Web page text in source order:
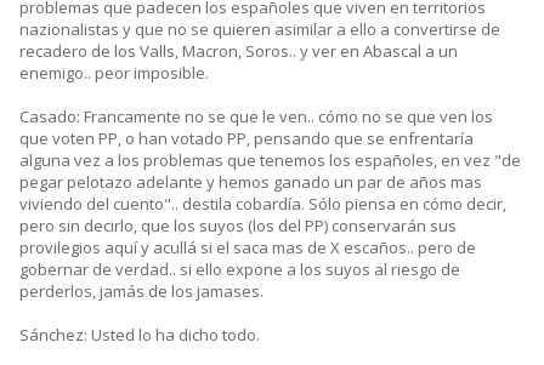
problemas que padecen los españoles que viven en territorios
nazionalistas y que no se quieren asimilar a ello a convertirse de
recadero de los Valls, Macron, Soros.. y ver en Abascal a un
enemigo.. peor imposible.
Casado: Francamente no se que le ven.. cómo no se que ven los
que voten PP, o han votado PP, pensando que se enfrentaría
alguna vez a los problemas que tenemos los españoles, en vez "de
pegar pelotazo adelante y hemos ganado un par de años mas
viviendo del cuento".. destila cobardía. Sólo piensa en cómo decir,
pero sin decirlo, que los suyos (los del PP) conservarán sus
provilegios aquí y acullá si el saca mas de X escaños.. pero de
gobernar de verdad.. si ello expone a los suyos al riesgo de
perderlos, jamás de los jamases.
Sánchez: Usted lo ha dicho todo.